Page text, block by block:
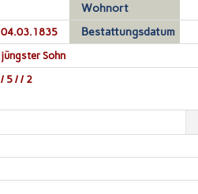
Wohnort
04.03.1835
Bestattungsdatum
jüngster Sohn
/ 5 / / 2